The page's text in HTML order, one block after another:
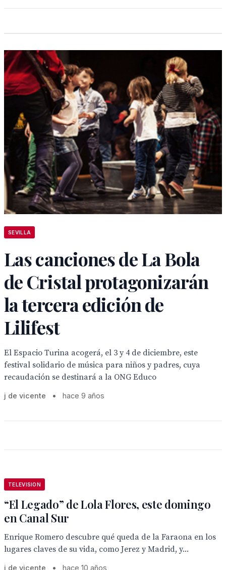
SEVILLA
Las canciones de La Bola
de Cristal protagonizarán
la tercera edición de
Lilifest
El Espacio Turina acogerá, el 3 y 4 de diciembre, este
festival solidario de música para niños y padres, cuya
recaudación se destinará a la ONG Educo
j de vicente • hace 9 años
TELEVISION
“El Legado” de Lola Flores, este domingo
en Canal Sur
Enrique Romero descubre qué queda de la Faraona en los
lugares claves de su vida, como Jerez y Madrid, y...
j de vicente • hace 10 años